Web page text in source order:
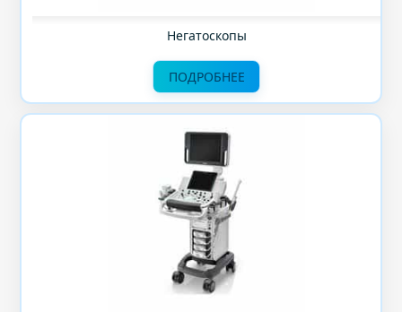
Негатоскопы
ПОДРОБНЕЕ